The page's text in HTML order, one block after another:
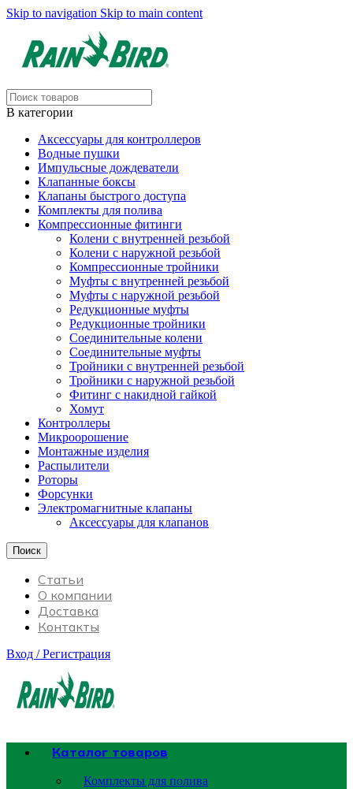
Skip to navigation Skip to main content
В категории
Аксессуары для контроллеров
Водные пушки
Импульсные дождеватели
Клапанные боксы
Клапаны быстрого доступа
Комплекты для полива
Компрессионные фитинги
Колени с внутренней резьбой
Колени с наружной резьбой
Компрессионные тройники
Муфты с внутренней резьбой
Муфты с наружной резьбой
Редукционные муфты
Редукционные тройники
Соединительные колени
Соединительные муфты
Тройники с внутренней резьбой
Тройники с наружной резьбой
Фитинг с накидной гайкой
Хомут
Контроллеры
Микроорошение
Монтажные изделия
Распылители
Роторы
Форсунки
Электромагнитные клапаны
Аксессуары для клапанов
Поиск
Статьи
О компании
Доставка
Контакты
Вход / Регистрация
Каталог товаров
Комплекты для полива